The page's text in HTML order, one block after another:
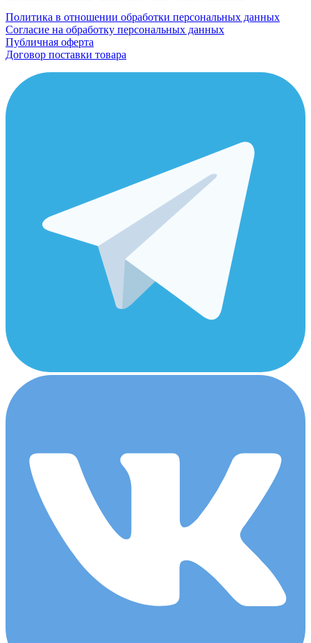
Политика в отношении обработки персональных данных
Согласие на обработку персональных данных
Публичная оферта
Договор поставки товара